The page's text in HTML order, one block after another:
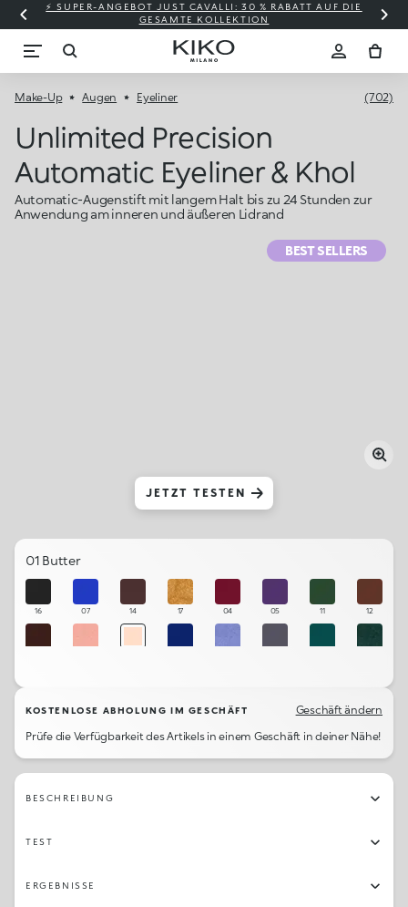
⚡ SUPER-ANGEBOT JUST CAVALLI: 30 % RABATT AUF DIE
GESAMTE KOLLEKTION
Make-Up Augen Eyeliner (702)
Unlimited Precision
Automatic Eyeliner & Khol
Automatic-Augenstift mit langem Halt bis zu 24 Stunden zur
Anwendung am inneren und äußeren Lidrand
BEST SELLERS
JETZT TESTEN
01 Butter
16 07 14 17 04 05 11 12
KOSTENLOSE ABHOLUNG IM GESCHÄFT
Geschäft ändern
Prüfe die Verfügbarkeit des Artikels in einem Geschäft in deiner Nähe!
BESCHREIBUNG
TEST
ERGEBNISSE